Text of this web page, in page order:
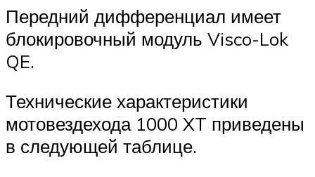
Передний дифференциал имеет
блокировочный модуль Visco-Lok
QE.
Технические характеристики
мотовездехода 1000 XT приведены
в следующей таблице.